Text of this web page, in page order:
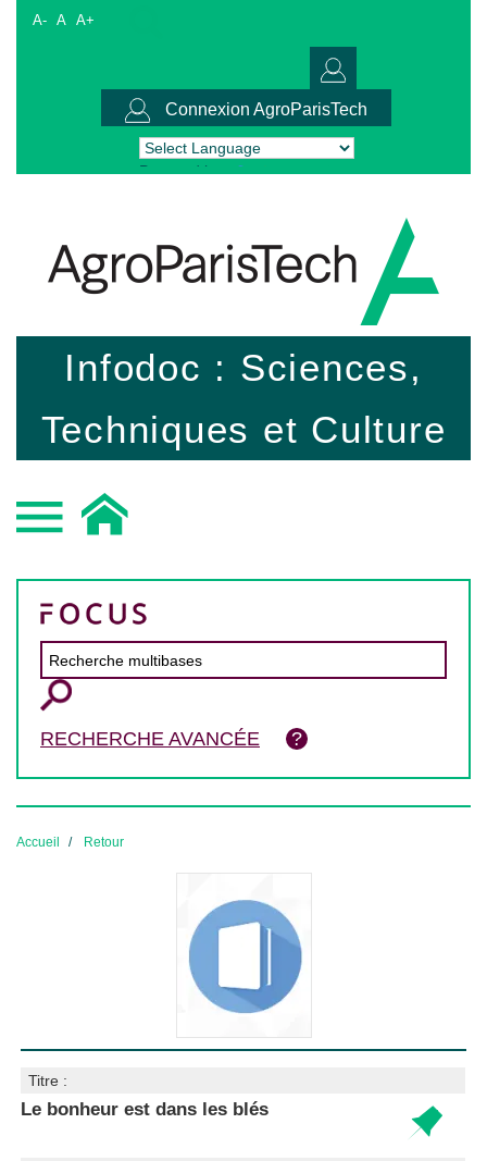
A- A A+
Connexion AgroParisTech
Powered by Translate
Infodoc : Sciences,
Techniques et Culture
RECHERCHE AVANCÉE
Accueil Retour
Titre :
Le bonheur est dans les blés